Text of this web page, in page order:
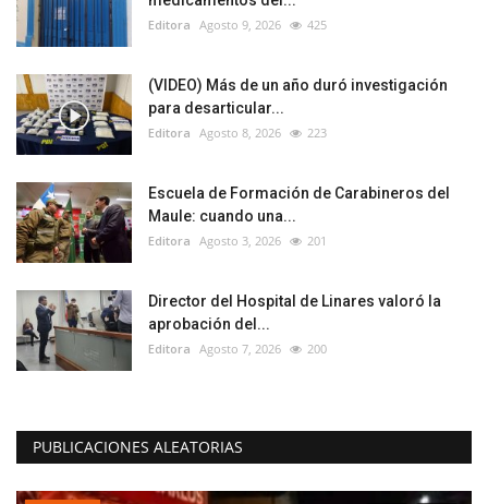
Editora Agosto 9, 2026 425
(VIDEO) Más de un año duró investigación
para desarticular...
Editora Agosto 8, 2026 223
Escuela de Formación de Carabineros del
Maule: cuando una...
Editora Agosto 3, 2026 201
Director del Hospital de Linares valoró la
aprobación del...
Editora Agosto 7, 2026 200
PUBLICACIONES ALEATORIAS